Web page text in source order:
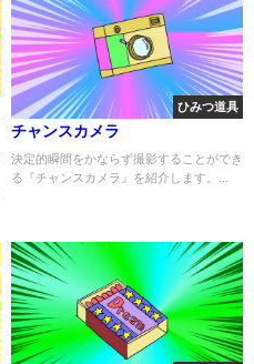
ひみつ道具
チャンスカメラ
決定的瞬間をかならず撮影することができ
る『チャンスカメラ』を紹介します。...